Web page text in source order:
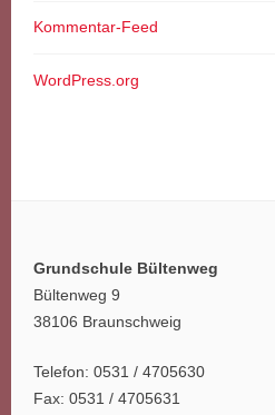
Kommentar-Feed
WordPress.org
Grundschule Bültenweg
Bültenweg 9
38106 Braunschweig
Telefon: 0531 / 4705630
Fax: 0531 / 4705631